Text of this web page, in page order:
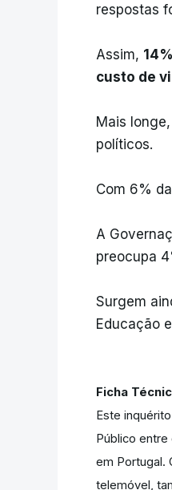
respostas
Assim,
custo de
Mais
políticos.
Com 6%
A
preocupa
Surgem
Educação
Ficha
Este
Público
em Portugal.
telemóvel,